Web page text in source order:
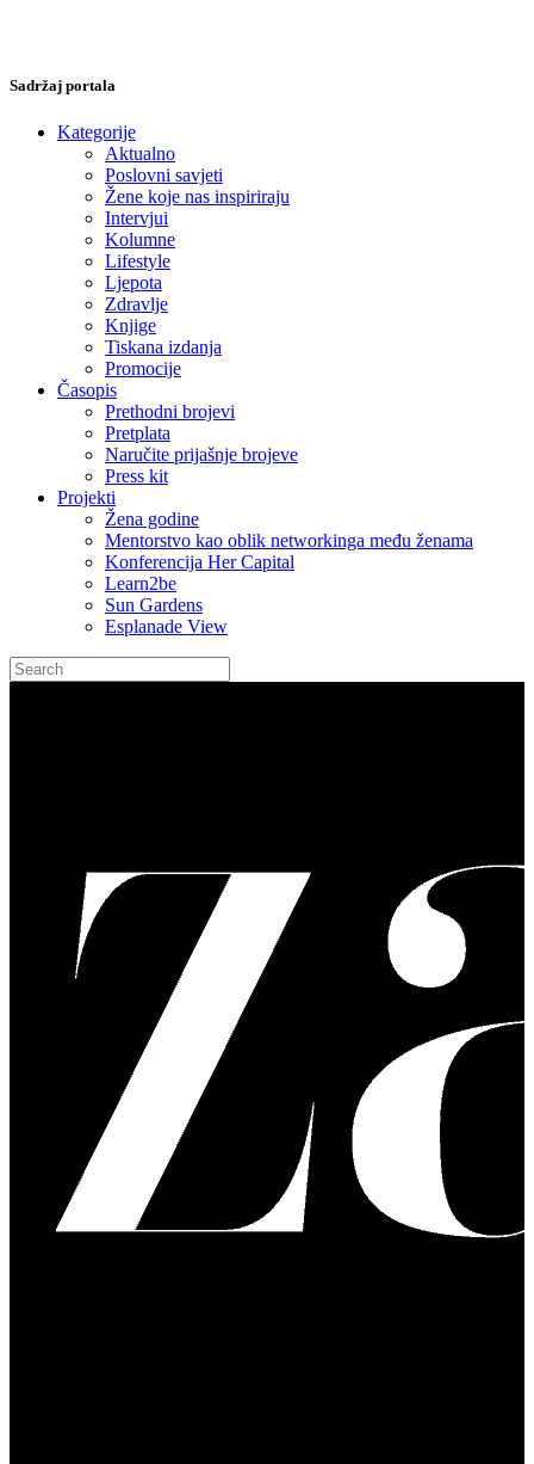
Sadržaj portala
Kategorije
Aktualno
Poslovni savjeti
Žene koje nas inspiriraju
Intervjui
Kolumne
Lifestyle
Ljepota
Zdravlje
Knjige
Tiskana izdanja
Promocije
Časopis
Prethodni brojevi
Pretplata
Naručite prijašnje brojeve
Press kit
Projekti
Žena godine
Mentorstvo kao oblik networkinga među ženama
Konferencija Her Capital
Learn2be
Sun Gardens
Esplanade View